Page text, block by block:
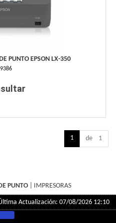
PUNTO EPSON LX-350
1 de 1
PUNTO IMPRESORAS
Actualización: 07/08/2026 12:10